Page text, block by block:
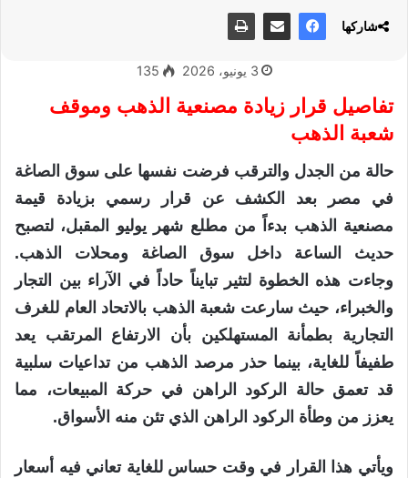
3 يونيو، 2026 135
تفاصيل قرار زيادة مصنعية الذهب وموقف
شعبة الذهب
حالة من الجدل والترقب فرضت نفسها على سوق الصاغة
في مصر بعد الكشف عن قرار رسمي بزيادة قيمة
مصنعية الذهب بدءاً من مطلع شهر يوليو المقبل، لتصبح
حديث الساعة داخل سوق الصاغة ومحلات الذهب.
وجاءت هذه الخطوة لتثير تبايناً حاداً في الآراء بين التجار
والخبراء، حيث سارعت شعبة الذهب بالاتحاد العام للغرف
التجارية بطمأنة المستهلكين بأن الارتفاع المرتقب يعد
طفيفاً للغاية، بينما حذر مرصد الذهب من تداعيات سلبية
قد تعمق حالة الركود الراهن في حركة المبيعات، مما
يعزز من وطأة الركود الراهن الذي تئن منه الأسواق.
ويأتي هذا القرار في وقت حساس للغاية تعاني فيه أسعار
شاركها